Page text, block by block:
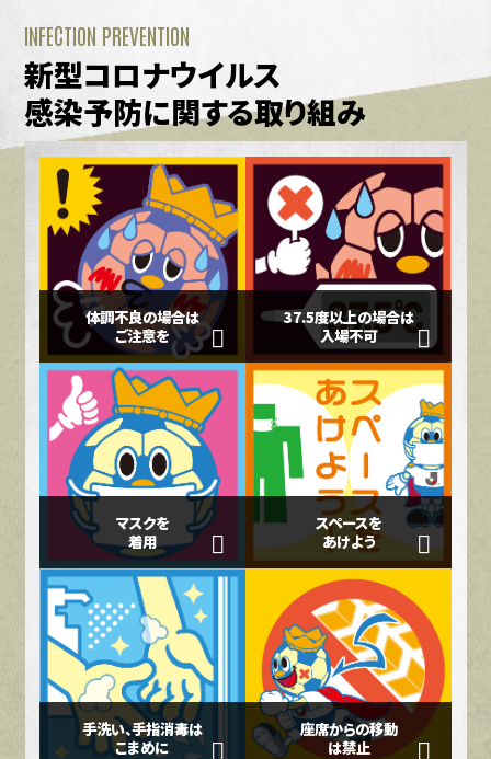
INFECTION PREVENTION
新型コロナウイルス
感染予防に関する取り組み
体調不良の場合は
ご注意を
37.5度以上の場合は
入場不可
マスクを
着用
スペースを
あけよう
手洗い、手指消毒は
こまめに
座席からの移動
は禁止